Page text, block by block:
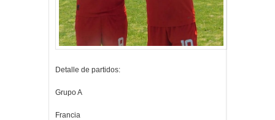
Detalle de partidos:
Grupo A
Francia